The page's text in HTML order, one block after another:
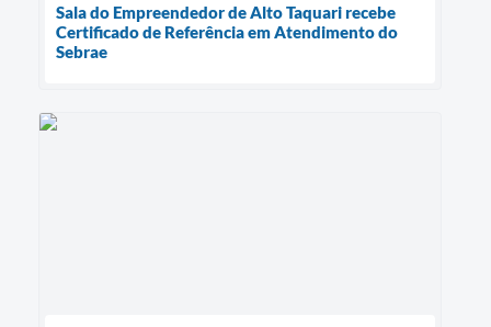
Sala do Empreendedor de Alto Taquari recebe
Certificado de Referência em Atendimento do
Sebrae